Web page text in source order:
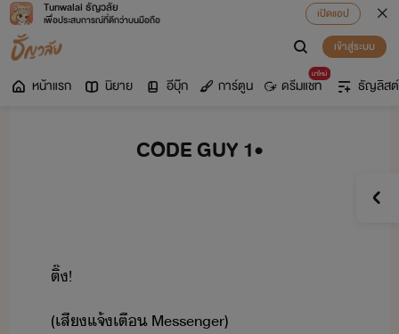
Tunwalai ธัญวลัย
เพื่อประสบการณ์ที่ดีกว่าบนมือถือ
เปิดแอป
เข้าสู่ระบบ
หน้าแรก นิยาย อีบุ๊ก การ์ตูน
มาใหม่
ดรีมแชท ธัญลิสต์
CODE GUY 1•
ติ​๊​!
(​เสี​แจ้​เตื​ ​Messenger)